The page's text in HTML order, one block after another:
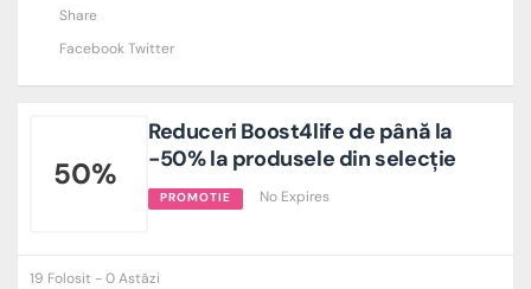
Share
FacebookTwitter
50%
Reduceri Boost4life de până la
-50% la produsele din selecție
PROMOTIE No Expires
19 Folosit - 0 Astăzi